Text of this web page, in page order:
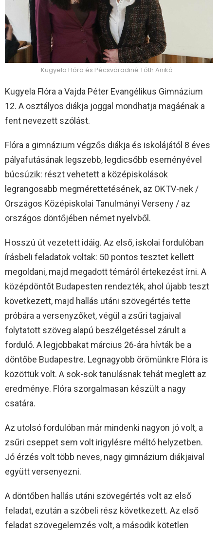
Kugyela Flóra és Pécsváradiné Tóth Anikó
Kugyela Flóra a Vajda Péter Evangélikus Gimnázium
12. A osztályos diákja joggal mondhatja magáénak a
fent nevezett szólást.
Flóra a gimnázium végzős diákja és iskolájától 8 éves
pályafutásának legszebb, legdicsőbb eseményével
búcsúzik: részt vehetett a középiskolások
legrangosabb megmérettetésének, az OKTV-nek /
Országos Középiskolai Tanulmányi Verseny / az
országos döntőjében német nyelvből.
Hosszú út vezetett idáig. Az első, iskolai fordulóban
írásbeli feladatok voltak: 50 pontos tesztet kellett
megoldani, majd megadott témáról értekezést írni. A
középdöntőt Budapesten rendezték, ahol újabb teszt
következett, majd hallás utáni szövegértés tette
próbára a versenyzőket, végül a zsűri tagjaival
folytatott szöveg alapú beszélgetéssel zárult a
forduló. A legjobbakat március 26-ára hívták be a
döntőbe Budapestre. Legnagyobb örömünkre Flóra is
közöttük volt. A sok-sok tanulásnak tehát meglett az
eredménye. Flóra szorgalmasan készült a nagy
csatára.
Az utolsó fordulóban már mindenki nagyon jó volt, a
zsűri cseppet sem volt irigylésre méltó helyzetben.
Jó érzés volt több neves, nagy gimnázium diákjaival
együtt versenyezni.
A döntőben hallás utáni szövegértés volt az első
feladat, ezután a szóbeli rész következett. Az első
feladat szövegelemzés volt, a második kötetlen